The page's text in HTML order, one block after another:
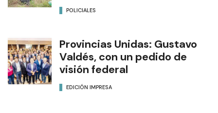
POLICIALES
Provincias Unidas: Gustavo
Valdés, con un pedido de
visión federal
EDICIÓN IMPRESA